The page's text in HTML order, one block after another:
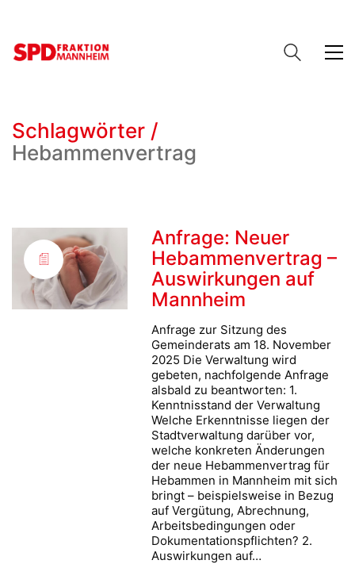
Schlagwörter /
Hebammenvertrag
Anfrage: Neuer
Hebammenvertrag –
Auswirkungen auf
Mannheim
Anfrage zur Sitzung des
Gemeinderats am 18. November
2025 Die Verwaltung wird
gebeten, nachfolgende Anfrage
alsbald zu beantworten: 1.
Kenntnisstand der Verwaltung
Welche Erkenntnisse liegen der
Stadtverwaltung darüber vor,
welche konkreten Änderungen
der neue Hebammenvertrag für
Hebammen in Mannheim mit sich
bringt – beispielsweise in Bezug
auf Vergütung, Abrechnung,
Arbeitsbedingungen oder
Dokumentationspflichten? 2.
Auswirkungen auf…